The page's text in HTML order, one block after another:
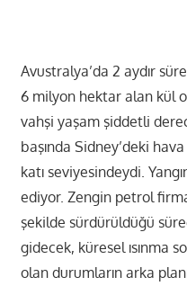
Avustralya’da 2 aydır
6 milyon hektar alan kül
vahşi yaşam şiddetli
başında Sidney’deki
katı seviyesindeydi.
ediyor. Zengin petrol
şekilde sürdürüldüğü
gidecek, küresel ısınma
olan durumların arka